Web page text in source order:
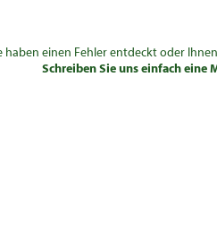
haben einen Fehler entdeckt oder
Schreiben Sie uns einfach